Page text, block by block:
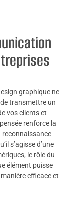
graphique ne
transmettre un
vos clients et
renforce la
reconnaissance
s’agisse d’une
le rôle du
élément puisse
efficace et